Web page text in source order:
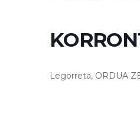
Legorreta, ORDUA